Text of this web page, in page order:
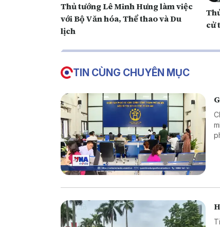
Thủ tướng Lê Minh Hưng làm việc
với Bộ Văn hóa, Thể thao và Du
lịch
cử
TIN CÙNG CHUYÊN MỤC